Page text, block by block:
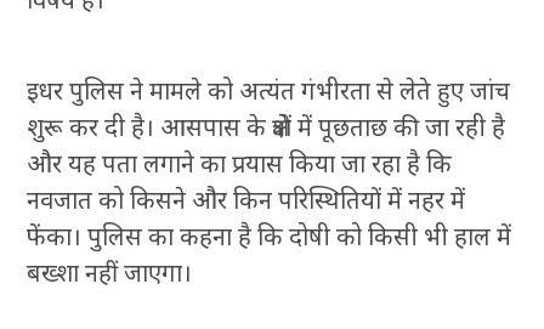
इधर पुलिस ने मामले को अत्यंत गंभीरता से लेते हुए जांच
शुरू कर दी है। आसपास के क्षेत्रों में पूछताछ की जा रही है
और यह पता लगाने का प्रयास किया जा रहा है कि
नवजात को किसने और किन परिस्थितियों में नहर में
फेंका। पुलिस का कहना है कि दोषी को किसी भी हाल में
बख्शा नहीं जाएगा।